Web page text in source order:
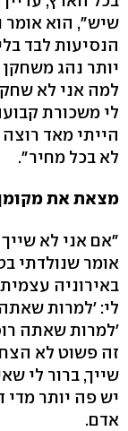
שיש", הוא אומר
הנסיעות לבד
יותר נהג
למה אני לא
לי משכורת
הייתי מאד
לא בכל מחיר".
מצאת את
"אם אני לא
אומר שנולדתי
באירוניה
לי: 'למרות
'למרות שאתה
זה פשוט לא
שייך, ברור לי
יש פה יותר מדי
אדם.